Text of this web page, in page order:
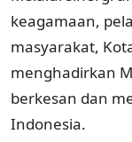
keagamaan,
masyarakat,
menghadirkan
berkesan dan
Indonesia.